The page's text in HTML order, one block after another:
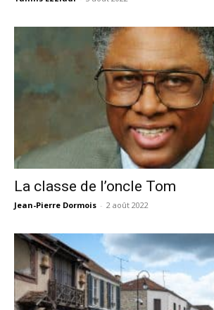
La classe de l’oncle Tom
Jean-Pierre Dormois - 2 août 2022